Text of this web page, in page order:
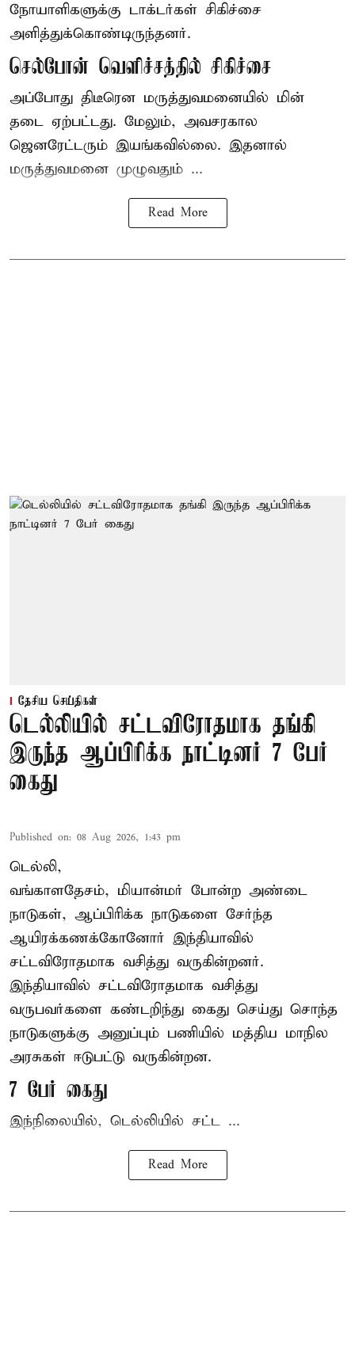
நோயாளிகளுக்கு டாக்டர்கள் சிகிச்சை
அளித்துக்கொண்டிருந்தனர்.
செல்போன் வெளிச்சத்தில் சிகிச்சை
அப்போது திடீரென மருத்துவமனையில் மின்
தடை ஏற்பட்டது. மேலும், அவசரகால
ஜெனரேட்டரும் இயங்கவில்லை. இதனால்
மருத்துவமனை முழுவதும் ...
Read More
தேசிய செய்திகள்
டெல்லியில் சட்டவிரோதமாக தங்கி
இருந்த ஆப்பிரிக்க நாட்டினர் 7 பேர்
கைது
Published on: 08 Aug 2026, 1:43 pm
டெல்லி,
வங்காளதேசம், மியான்மர் போன்ற அண்டை
நாடுகள், ஆப்பிரிக்க நாடுகளை சேர்ந்த
ஆயிரக்கணக்கோனோர் இந்தியாவில்
சட்டவிரோதமாக வசித்து வருகின்றனர்.
இந்தியாவில் சட்டவிரோதமாக வசித்து
வருபவர்களை கண்டறிந்து கைது செய்து சொந்த
நாடுகளுக்கு அனுப்பும் பணியில் மத்திய மாநில
அரசுகள் ஈடுபட்டு வருகின்றன.
7 பேர் கைது
இந்நிலையில், டெல்லியில் சட்ட ...
Read More